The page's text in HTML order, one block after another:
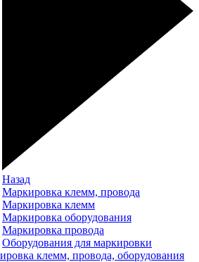
Назад
Маркировка клемм, провода
Маркировка клемм
Маркировка оборудования
Маркировка провода
Оборудования для маркировки
клемм, провода, оборудования